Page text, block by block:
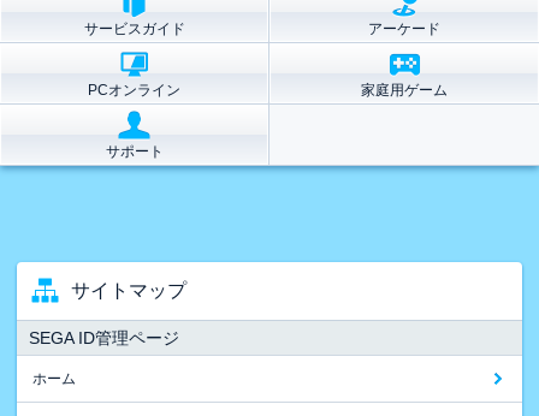
サービスガイド アーケード
PCオンライン 家庭用ゲーム
サポート
サイトマップ
SEGA ID管理ページ
ホーム